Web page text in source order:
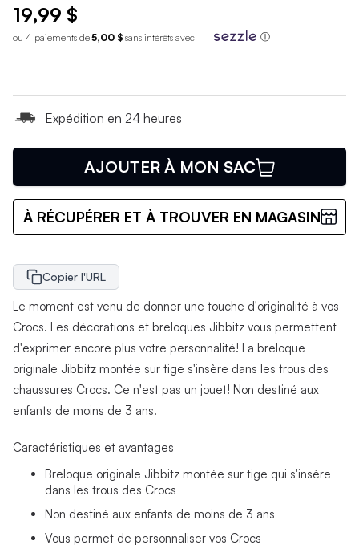
19,99 $
ou 4 paiements de5,00 $ sans intérêts avec ⓘ
Expédition en 24 heures
AJOUTER À MON SAC
À RÉCUPÉRER ET À TROUVER EN MAGASIN
Copier l'URL
Le moment est venu de donner une touche d'originalité à vos
Crocs. Les décorations et breloques Jibbitz vous permettent
d'exprimer encore plus votre personnalité! La breloque
originale Jibbitz montée sur tige s'insère dans les trous des
chaussures Crocs. Ce n'est pas un jouet! Non destiné aux
enfants de moins de 3 ans.
Caractéristiques et avantages
Breloque originale Jibbitz montée sur tige qui s'insère
dans les trous des Crocs
Non destiné aux enfants de moins de 3 ans
Vous permet de personnaliser vos Crocs